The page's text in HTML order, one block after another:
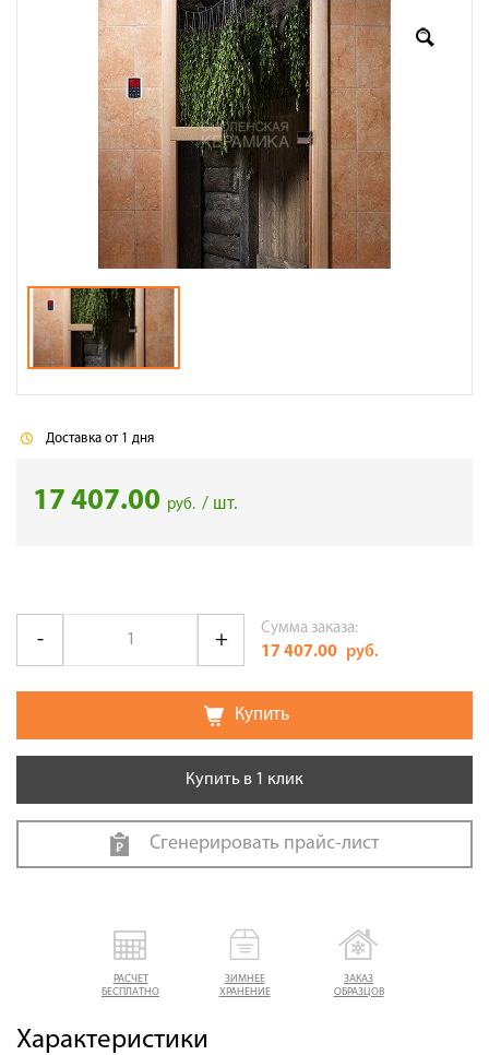
Сотрудничество
Галерея объектов
РАСЧЕТ
БЕСПЛАТНО
ЗИМНЕЕ
ХРАНЕНИЕ
ЗАКАЗ
ОБРАЗЦОВ
Характеристики
Доставка от 1 дня
17 407.00 руб. / шт.
Сумма заказа:
17 407.00 руб.
Купить
Купить в 1 клик
Сгенерировать прайс-лист